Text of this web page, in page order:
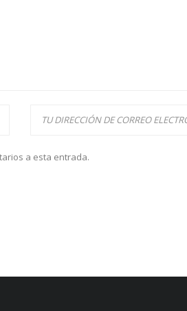
a esta entrada.